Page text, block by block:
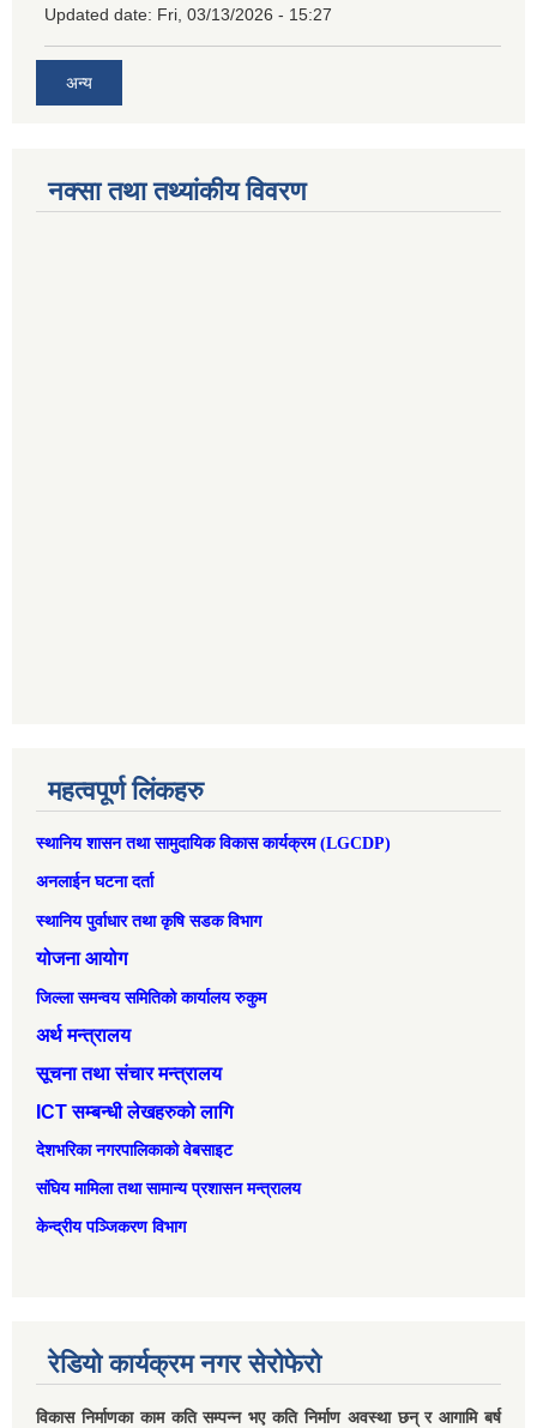
Updated date: Fri, 03/13/2026 - 15:27
अन्य
नक्सा तथा तथ्यांकीय विवरण
महत्वपूर्ण लिंकहरु
स्थानिय शासन तथा सामुदायिक विकास कार्यक्रम (LGCDP)
अनलाईन घटना दर्ता
स्थानिय पुर्वाधार तथा कृषि सडक विभाग
योजना आयोग
जिल्ला समन्वय समितिको कार्यालय रुकुम
अर्थ मन्त्रालय
सूचना तथा संचार मन्त्रालय
ICT सम्बन्धी लेखहरुको लागि
देशभरिका नगरपालिकाको वेबसाइट
संघिय मामिला तथा सामान्‍य प्रशासन मन्त्रालय
केन्द्रीय पञ्जिकरण विभाग
रेडियो कार्यक्रम नगर सेरोफेरो
विकास निर्माणका काम कति सम्पन्न भए कति निर्माण अवस्था छन् र आगामि बर्ष